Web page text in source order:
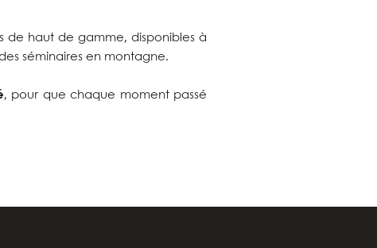
de haut de gamme, disponibles à
séminaires en montagne.
, pour que chaque moment passé